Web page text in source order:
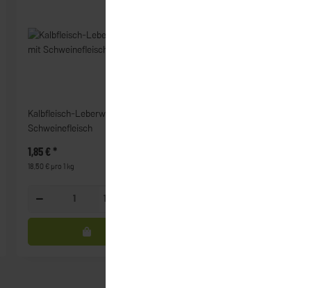
Kalbfleisch-Leberwurst mit
Schweinefleisch
1,85 €*
18,50 € pro 1 kg
100g